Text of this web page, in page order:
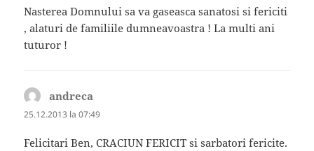
Nasterea Domnului sa va gaseasca sanatosi si fericiti
, alaturi de familiile dumneavoastra ! La multi ani
tuturor !
andreca
25.12.2013 la 07:49
Felicitari Ben, CRACIUN FERICIT si sarbatori fericite.